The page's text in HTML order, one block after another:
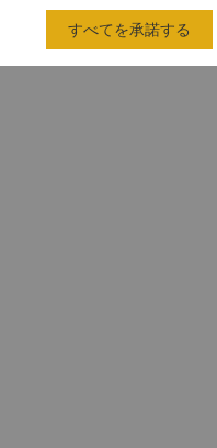
すべてを承諾する